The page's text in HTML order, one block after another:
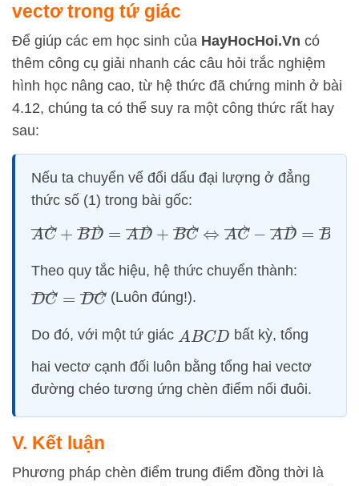
vectơ trong tứ giác
Để giúp các em học sinh của HayHocHoi.Vn có
thêm công cụ giải nhanh các câu hỏi trắc nghiệm
hình học nâng cao, từ hệ thức đã chứng minh ở bài
4.12, chúng ta có thể suy ra một công thức rất hay
sau:
Nếu ta chuyển vế đổi dấu đại lượng ở đẳng
thức số (1) trong bài gốc:
AC→+BD → =AD → +BC → ⇔AC→−A D→=
Theo quy tắc hiệu, hệ thức chuyển thành:
DC→=DC→(Luôn đúng!).
Do đó, với một tứ giác ABCD bất kỳ, tổng
hai vectơ cạnh đối luôn bằng tổng hai vectơ
đường chéo tương ứng chèn điểm nối đuôi.
V. Kết luận
Phương pháp chèn điểm trung điểm đồng thời là